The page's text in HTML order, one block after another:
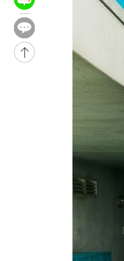
-22958초 전 >
이란 "호르무
-14005초 전 >
[속보]與최고
한민수·김용 순
-13958초 전 >
[속보]김민석
[속보]與 대표
42.08%·宋 10.17%이강인 "아틀
[속보]與 당대
낮 최고 35도 '
[속보]이강인 "
수도권 40도 육
온열질환 사망
강릉에 시간당
백운산서 80년근
선재도서 해루질